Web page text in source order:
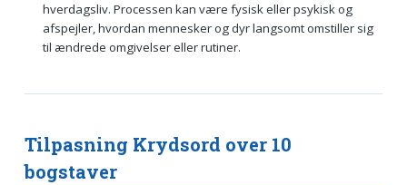
hverdagsliv. Processen kan være fysisk eller psykisk og
afspejler, hvordan mennesker og dyr langsomt omstiller sig
til ændrede omgivelser eller rutiner.
Tilpasning Krydsord over 10
bogstaver